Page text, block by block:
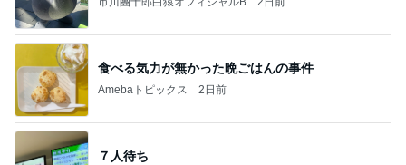
食べる気力が無かった晩ごはんの事件
Amebaトピックス 2日前
７人待ち